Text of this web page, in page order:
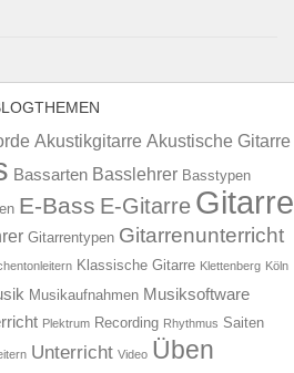
Akustikgitarre Akustische Gitarre
Bassarten Basslehrer Basstypen
E-Bass E-Gitarre Gitarre
Gitarrentypen Gitarrenunterricht
Klassische Gitarre Klettenberg Köln
Musikaufnahmen Musiksoftware
Plektrum Recording Rhythmus Saiten
Unterricht Video Üben